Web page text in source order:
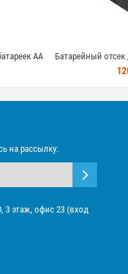
AA
Батарейный отсек
закрытый с
на рассылку:
3 этаж, офис 23 (вход